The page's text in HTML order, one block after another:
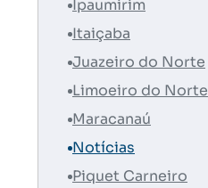
Ipaumirim
Itaiçaba
Juazeiro do Norte
Limoeiro do Norte
Maracanaú
Notícias
Piquet Carneiro